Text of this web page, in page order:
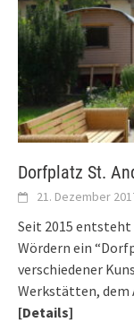
Dorfplatz St.
21. Dezember
Seit 2015 entsteht
Wördern ein
verschiedener
Werkstätten, dem
[Details]